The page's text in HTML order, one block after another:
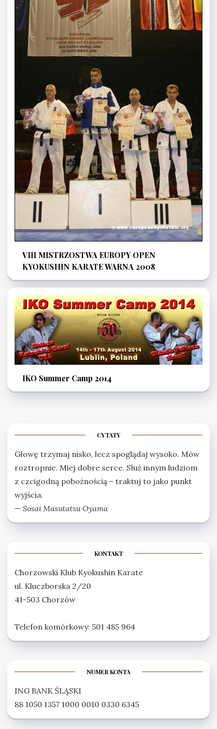
VIII MISTRZOSTWA EUROPY OPEN
KYOKUSHIN KARATE WARNA 2008
IKO Summer Camp 2014
CYTATY
Głowę trzymaj nisko, lecz spoglądaj wysoko. Mów
roztropnie. Miej dobre serce. Służ innym ludziom
z czcigodną pobożnością – traktuj to jako punkt
wyjścia.
— Sosai Masutatsu Oyama
KONTAKT
Chorzowski Klub Kyokushin Karate
ul. Kluczborska 2/20
41-503 Chorzów
Telefon komórkowy: 501 485 964
NUMER KONTA
ING BANK ŚLĄSKI
88 1050 1357 1000 0010 0330 6345